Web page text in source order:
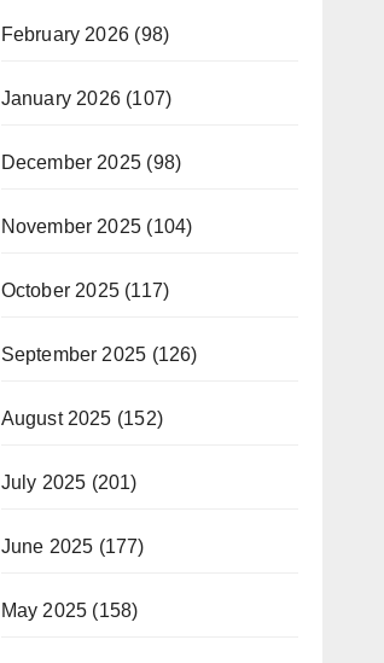
February 2026 (98)
January 2026(107)
December 2025 (98)
November 2025 (104)
October 2025(117)
September 2025 (126)
August 2025 (152)
July 2025 (201)
June 2025 (177)
May 2025 (158)